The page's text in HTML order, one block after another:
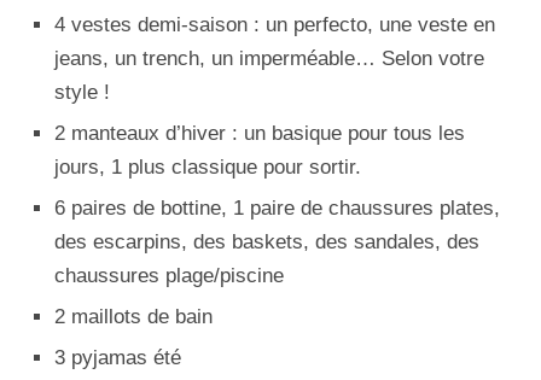
4 vestes demi-saison : un perfecto, une veste en
jeans, un trench, un imperméable… Selon votre
style !
2 manteaux d’hiver : un basique pour tous les
jours, 1 plus classique pour sortir.
6 paires de bottine, 1 paire de chaussures plates,
des escarpins, des baskets, des sandales, des
chaussures plage/piscine
2 maillots de bain
3 pyjamas été